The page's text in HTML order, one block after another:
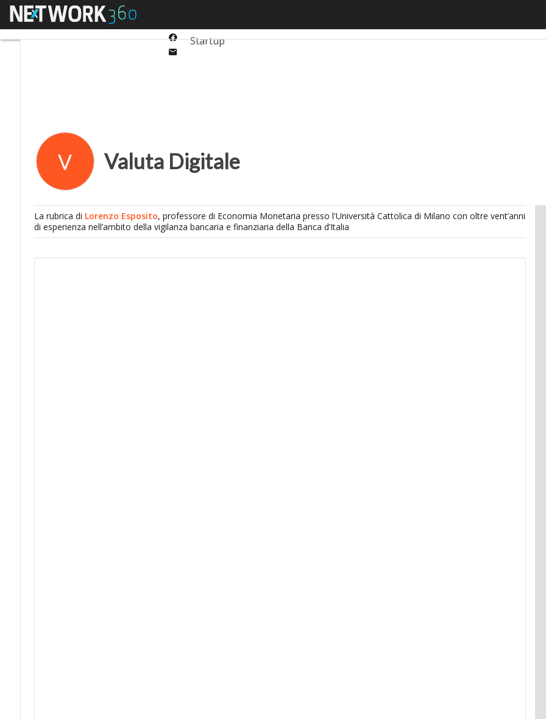
Menu
Facebook
Startup
V Valuta Digitale
La rubrica di Lorenzo Esposito, professore di Economia Monetaria presso l'Università Cattolica di Milano con oltre vent’anni
di esperienza nell’ambito della vigilanza bancaria e finanziaria della Banca d’Italia